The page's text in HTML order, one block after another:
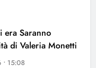
era Saranno
di Valeria Monetti
• 15:08